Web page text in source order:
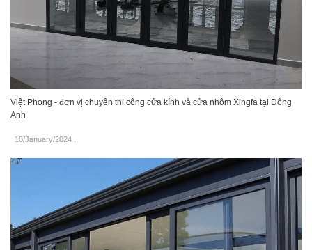
Việt Phong - đơn vị chuyên thi công cửa kính và cửa nhôm Xingfa tại Đông
Anh
18/January/2024